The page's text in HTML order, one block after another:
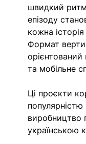
швидкий
епізоду
кожна
Формат
орієнтований
та мобільне
Ці проєкти
виробництво
українською